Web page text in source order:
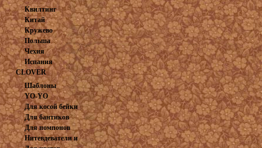
Квилтинг
Китай
Кружево
Польша
Чехия
Испания
CLOVER
Шаблоны
YO-YO
Для косой бейки
Для бантиков
Для помпонов
Нитевдеватели и